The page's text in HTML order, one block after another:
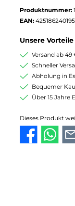
Produktnummer:
EAN:
Unsere Vorteile
Versand ab
Schneller
Abholung in
Bequemer
Über 15 Jahre
Dieses Produkt